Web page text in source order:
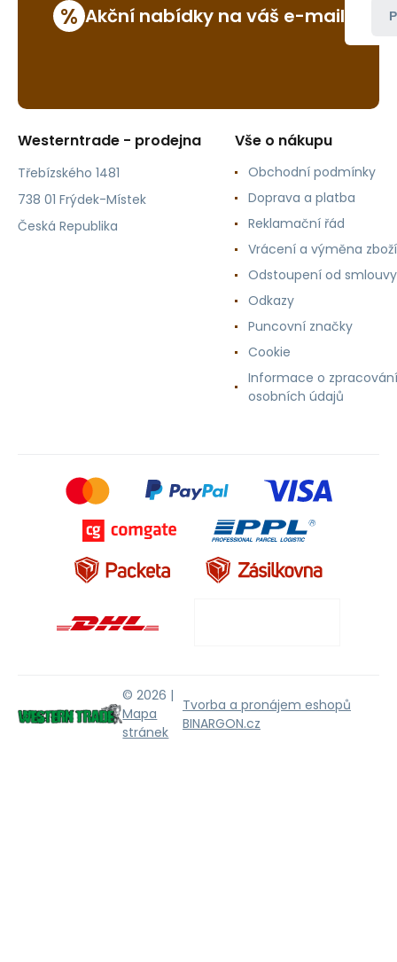
% Akční nabídky na váš e-mail
Westerntrade - prodejna
Třebízského 1481
738 01 Frýdek-Místek
Česká Republika
Vše o nákupu
Obchodní podmínky
Doprava a platba
Reklamační řád
Vrácení a výměna zboží
Odstoupení od smlouvy
Odkazy
Puncovní značky
Cookie
Informace o zpracování
osobních údajů
© 2026 |
Mapa
stránek
Tvorba a pronájem eshopů
BINARGON.cz